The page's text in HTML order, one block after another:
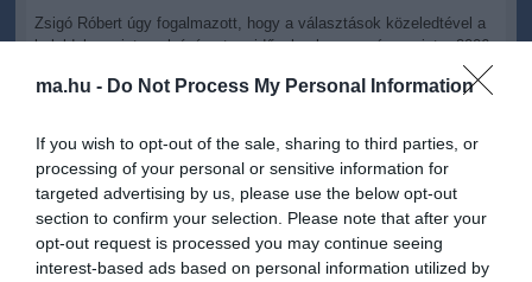
ma.hu - Do Not Process My Personal Information
If you wish to opt-out of the sale, sharing to third parties, or
processing of your personal or sensitive information for
targeted advertising by us, please use the below opt-out
section to confirm your selection. Please note that after your
opt-out request is processed you may continue seeing
interest-based ads based on personal information utilized by
Zsigó Róbert úgy fogalmazott, hogy a választások közeledtével a
baloldal megint csak ígérget az időseknek, ugyanúgy, mint a 2006-
tőlük egyhavi nyugdíjat. Akkor tizenötször emelték a rezsit, a
duplájára emelték az élelmiszerek áfáját, valamint bevezették az
időseknek a vizitdíjat és a kórházi napidíjat. A baloldal programja
ma is ugyanez" - fogalmazott az államtitkár.
Zsigó Róbert azt is mondta, a "kijelölt miniszterelnök-jelöltjük"
minden nap elmondja, hogy a rezsicsökkentés, a 13. havi nyugdíj